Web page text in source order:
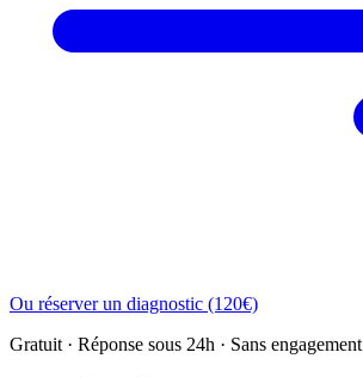
Ou réserver un diagnostic (120€)
Gratuit · Réponse sous 24h · Sans engagement